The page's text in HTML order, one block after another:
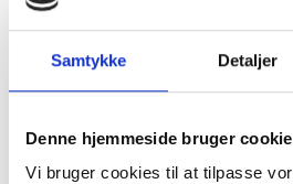
Samtykke Detaljer
Denne hjemmeside bruger
Vi bruger cookies til at tilpasse
iPad Magic
(A2261)
Kompatibel med iPad Pro 11"